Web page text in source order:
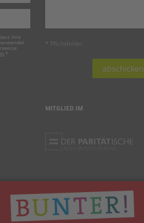
Ihre
*
* Pflichtfelder
abschicken
MITGLIED IM
Ihnen gefällt, was Sie lesen?